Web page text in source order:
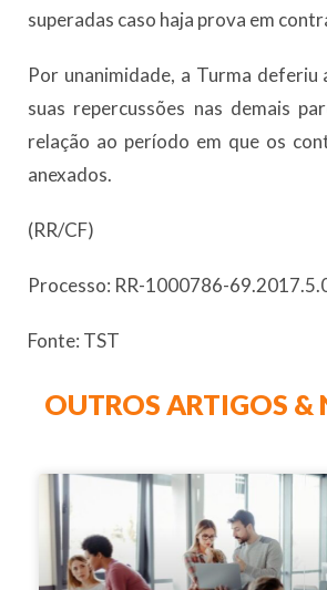
superadas caso haja prova em
Por unanimidade, a Turma deferiu
suas repercussões nas demais
relação ao período em que os
anexados.
(RR/CF)
Processo: RR-1000786-
Fonte: TST
OUTROS ARTIGOS &